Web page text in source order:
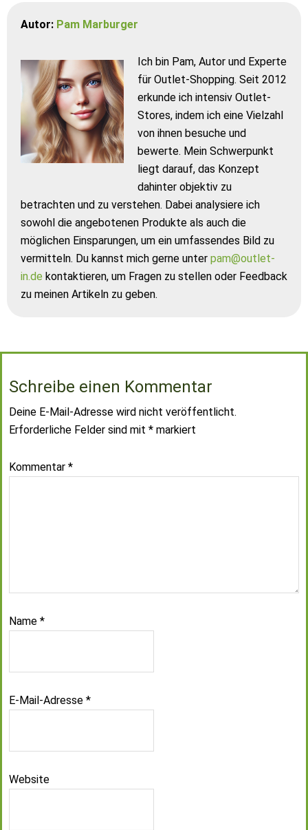
Autor: Pam Marburger
Ich bin Pam, Autor und Experte
für Outlet-Shopping. Seit 2012
erkunde ich intensiv Outlet-
Stores, indem ich eine Vielzahl
von ihnen besuche und
bewerte. Mein Schwerpunkt
liegt darauf, das Konzept
dahinter objektiv zu
betrachten und zu verstehen. Dabei analysiere ich
sowohl die angebotenen Produkte als auch die
möglichen Einsparungen, um ein umfassendes Bild zu
vermitteln. Du kannst mich gerne unter pam@outlet-
in.de kontaktieren, um Fragen zu stellen oder Feedback
zu meinen Artikeln zu geben.
Schreibe einen Kommentar
Deine E-Mail-Adresse wird nicht veröffentlicht.
Erforderliche Felder sind mit * markiert
Kommentar *
Name *
E-Mail-Adresse *
Website